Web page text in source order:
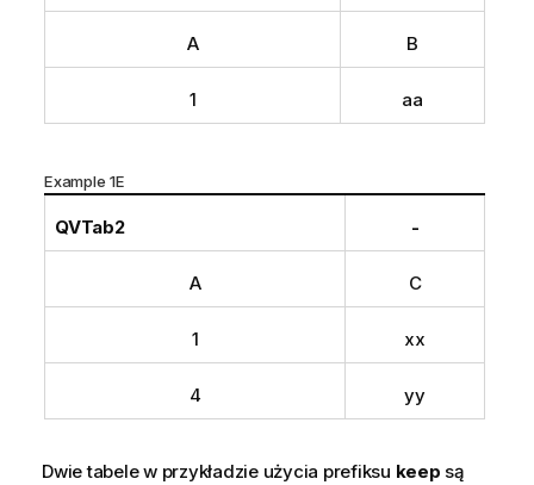
A B
1 aa
Example 1E
QVTab2 -
A C
1 xx
4 yy
Dwie tabele w przykładzie użycia prefiksu keep są